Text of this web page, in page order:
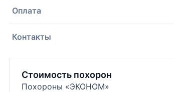
Оплата
Контакты
Стоимость похорон
Похороны «ЭКОНОМ»